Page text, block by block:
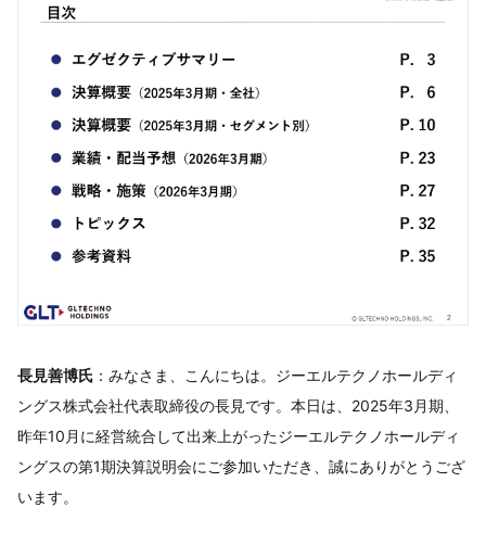
長見善博氏 ：みなさま、こんにちは。ジーエルテクノホールディ
ングス株式会社代表取締役の長見です。本日は、2025年3月期、
昨年10月に経営統合して出来上がったジーエルテクノホールディ
ングスの第1期決算説明会にご参加いただき、誠にありがとうござ
います。